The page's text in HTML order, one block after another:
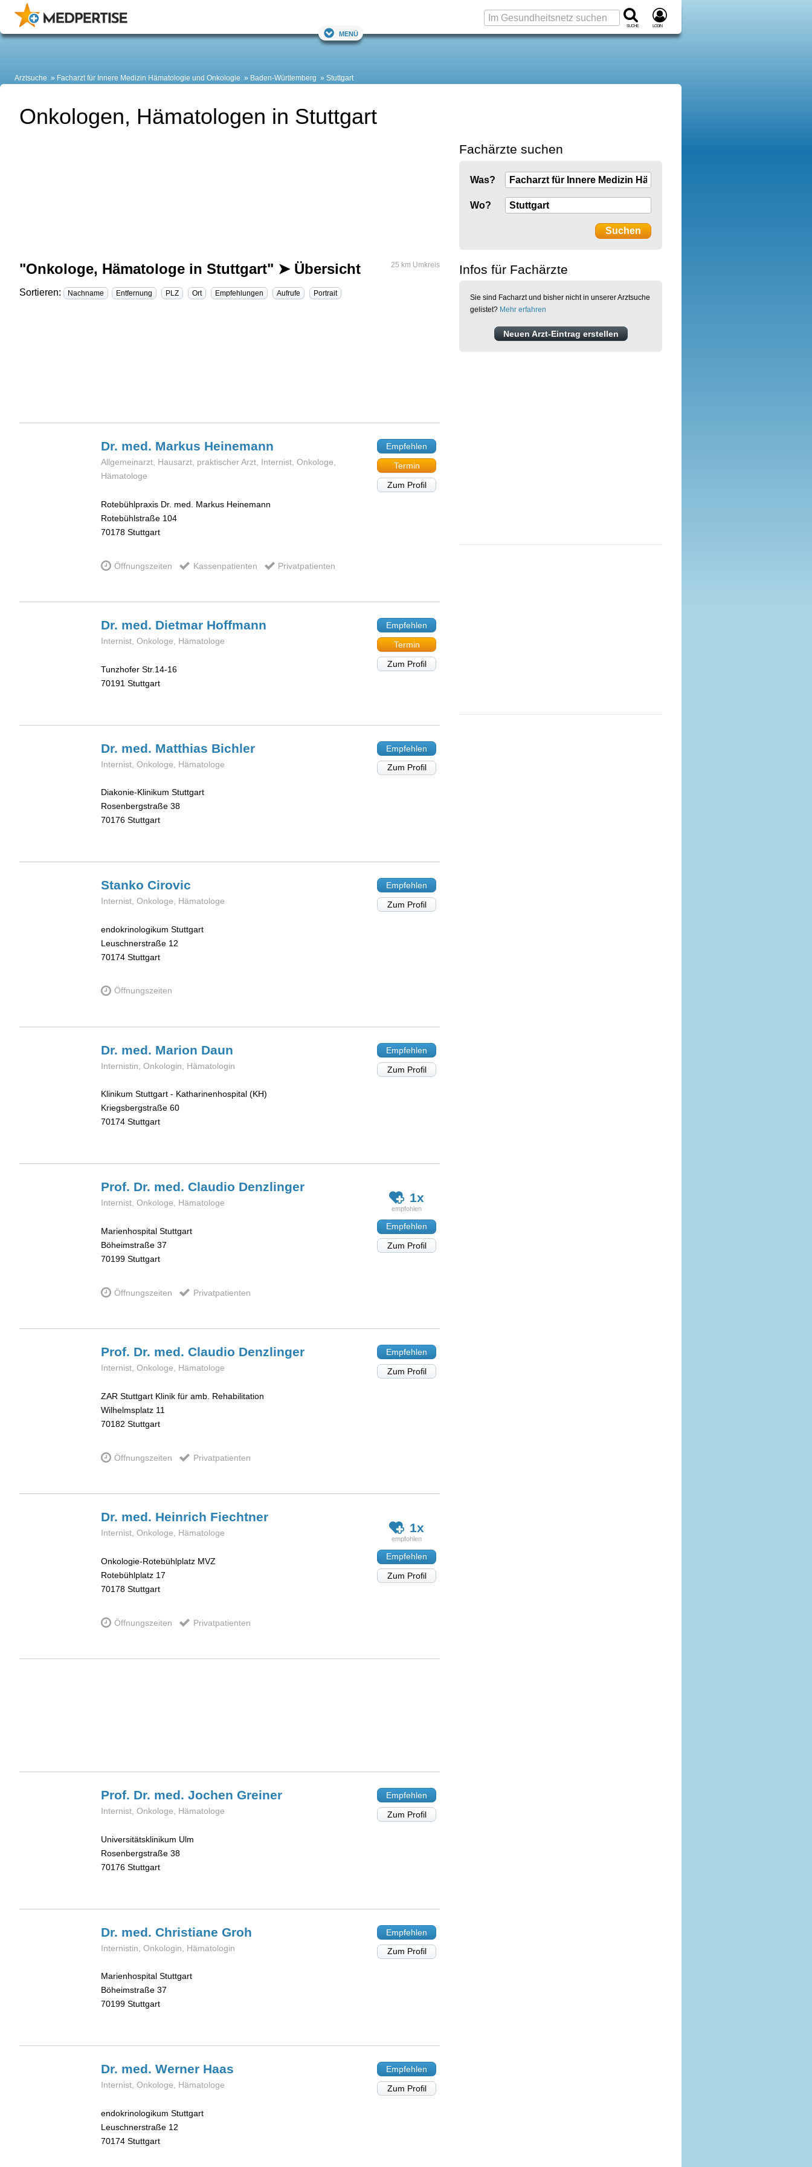
Suche Login
Menü
Arztsuche Facharzt für Innere Medizin Hämatologie und Onkologie Baden-Württemberg Stuttgart
Onkologen, Hämatologen in Stuttgart
"Onkologe, Hämatologe in Stuttgart" ➤ Übersicht 25 km Umkreis
Sortieren: Nachname Entfernung PLZ Ort Empfehlungen Aufrufe Portrait
Dr. med. Markus Heinemann
Allgemeinarzt, Hausarzt, praktischer Arzt, Internist, Onkologe,
Hämatologe
Rotebühlpraxis Dr. med. Markus Heinemann
Rotebühlstraße 104
70178 Stuttgart
Öffnungszeiten Kassenpatienten Privatpatienten
Empfehlen
Termin
Zum Profil
Dr. med. Dietmar Hoffmann
Internist, Onkologe, Hämatologe
Tunzhofer Str.14-16
70191 Stuttgart
Empfehlen
Termin
Zum Profil
Dr. med. Matthias Bichler
Internist, Onkologe, Hämatologe
Diakonie-Klinikum Stuttgart
Rosenbergstraße 38
70176 Stuttgart
Empfehlen
Zum Profil
Stanko Cirovic
Internist, Onkologe, Hämatologe
endokrinologikum Stuttgart
Leuschnerstraße 12
70174 Stuttgart
Öffnungszeiten
Empfehlen
Zum Profil
Dr. med. Marion Daun
Internistin, Onkologin, Hämatologin
Klinikum Stuttgart - Katharinenhospital (KH)
Kriegsbergstraße 60
70174 Stuttgart
Empfehlen
Zum Profil
Prof. Dr. med. Claudio Denzlinger
Internist, Onkologe, Hämatologe
Marienhospital Stuttgart
Böheimstraße 37
70199 Stuttgart
Öffnungszeiten Privatpatienten
1x
Empfehlen
Zum Profil
Prof. Dr. med. Claudio Denzlinger
Internist, Onkologe, Hämatologe
ZAR Stuttgart Klinik für amb. Rehabilitation
Wilhelmsplatz 11
70182 Stuttgart
Öffnungszeiten Privatpatienten
Empfehlen
Zum Profil
Dr. med. Heinrich Fiechtner
Internist, Onkologe, Hämatologe
Onkologie-Rotebühlplatz MVZ
Rotebühlplatz 17
70178 Stuttgart
Öffnungszeiten Privatpatienten
1x
Empfehlen
Zum Profil
Prof. Dr. med. Jochen Greiner
Internist, Onkologe, Hämatologe
Universitätsklinikum Ulm
Rosenbergstraße 38
70176 Stuttgart
Empfehlen
Zum Profil
Dr. med. Christiane Groh
Internistin, Onkologin, Hämatologin
Marienhospital Stuttgart
Böheimstraße 37
70199 Stuttgart
Empfehlen
Zum Profil
Dr. med. Werner Haas
Internist, Onkologe, Hämatologe
endokrinologikum Stuttgart
Leuschnerstraße 12
70174 Stuttgart
Empfehlen
Zum Profil
Fachärzte suchen
Was?
Wo?
Infos für Fachärzte
Sie sind Facharzt und bisher nicht in unserer Arztsuche
gelistet? Mehr erfahren
Neuen Arzt-Eintrag erstellen